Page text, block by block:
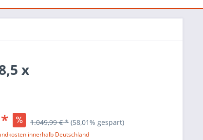
x
1.049,99 € * (58,01% gespart)
innerhalb Deutschland